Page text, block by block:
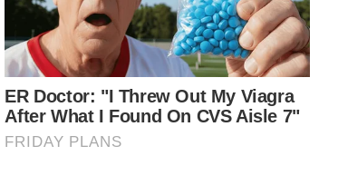
ER Doctor: "I Threw Out My Viagra
After What I Found On CVS Aisle 7"
FRIDAY PLANS